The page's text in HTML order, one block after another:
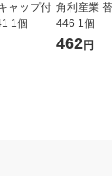
ャップ付
1個
角利産業
446 1個
462円